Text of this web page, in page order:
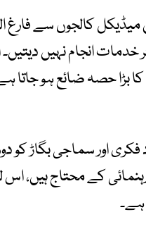
خدمات انجام نہیں
کا بڑا حصہ ضائع ہو
اور سماجی بگاڑ کو
کے محتاج ہیں،
ہے۔